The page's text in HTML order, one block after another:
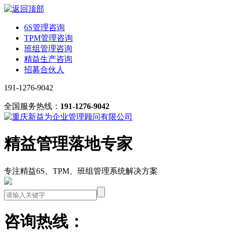
6S管理咨询
TPM管理咨询
班组管理咨询
精益生产咨询
招募合伙人
191-1276-9042
全国服务热线： 191-1276-9042
精益管理落地专家
专注精益6S、TPM、班组管理系统解决方案
咨询热线：